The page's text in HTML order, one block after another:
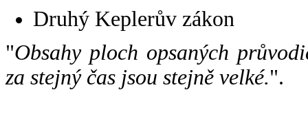
Druhý Keplerův zákon
"Obsahy ploch opsaných
za stejný čas jsou stejně velké.".